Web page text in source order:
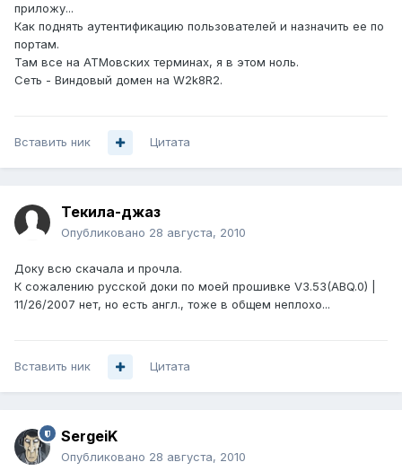
приложу...
Как поднять аутентификацию пользователей и назначить ее по
портам.
Там все на АТМовских терминах, я в этом ноль.
Сеть - Виндовый домен на W2k8R2.
Вставить ник Цитата
Текила-джаз
Опубликовано 28 августа, 2010
Доку всю скачала и прочла.
К сожалению русской доки по моей прошивке V3.53(ABQ.0) |
11/26/2007 нет, но есть англ., тоже в общем неплохо...
Вставить ник Цитата
SergeiK
Опубликовано 28 августа, 2010